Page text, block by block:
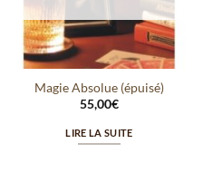
Magie Absolue (épuisé)
55,00€
LIRE LA SUITE